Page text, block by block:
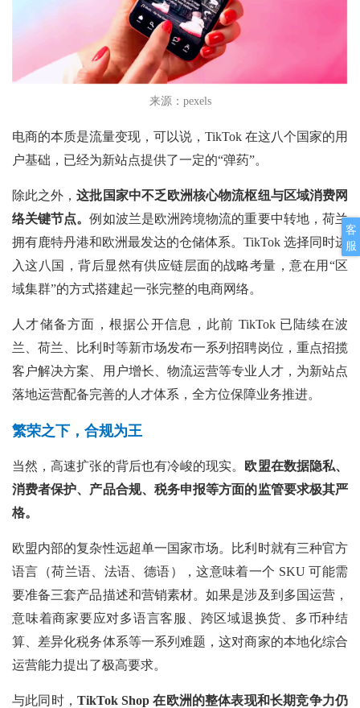
客
服
来源：pexels
电商的本质是流量变现，可以说，TikTok 在这八个国家的用
户基础，已经为新站点提供了一定的“弹药”。
除此之外，这批国家中不乏欧洲核心物流枢纽与区域消费网
络关键节点。例如波兰是欧洲跨境物流的重要中转地，荷兰
拥有鹿特丹港和欧洲最发达的仓储体系。TikTok 选择同时进
入这八国，背后显然有供应链层面的战略考量，意在用“区
域集群”的方式搭建起一张完整的电商网络。
人才储备方面，根据公开信息，此前 TikTok 已陆续在波
兰、荷兰、比利时等新市场发布一系列招聘岗位，重点招揽
客户解决方案、用户增长、物流运营等专业人才，为新站点
落地运营配备完善的人才体系，全方位保障业务推进。
繁荣之下，合规为王
当然，高速扩张的背后也有冷峻的现实。 欧盟在数据隐私、
消费者保护、产品合规、税务申报等方面的监管要求极其严
格。
欧盟内部的复杂性远超单一国家市场。比利时就有三种官方
语言（荷兰语、法语、德语），这意味着一个 SKU 可能需
要准备三套产品描述和营销素材。如果是涉及到多国运营，
意味着商家要应对多语言客服、跨区域退换货、多币种结
算、差异化税务体系等一系列难题，这对商家的本地化综合
运营能力提出了极高要求。
与此同时， TikTok Shop 在欧洲的整体表现和长期竞争力仍